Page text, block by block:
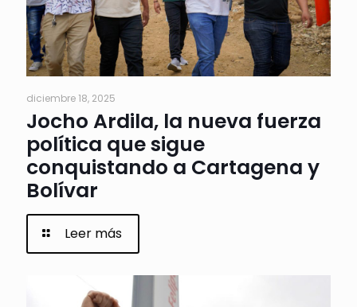
diciembre 18, 2025
Jocho Ardila, la nueva fuerza
política que sigue
conquistando a Cartagena y
Bolívar
Leer más